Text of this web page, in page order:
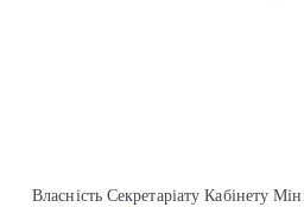
Власність Секретаріату Кабінету